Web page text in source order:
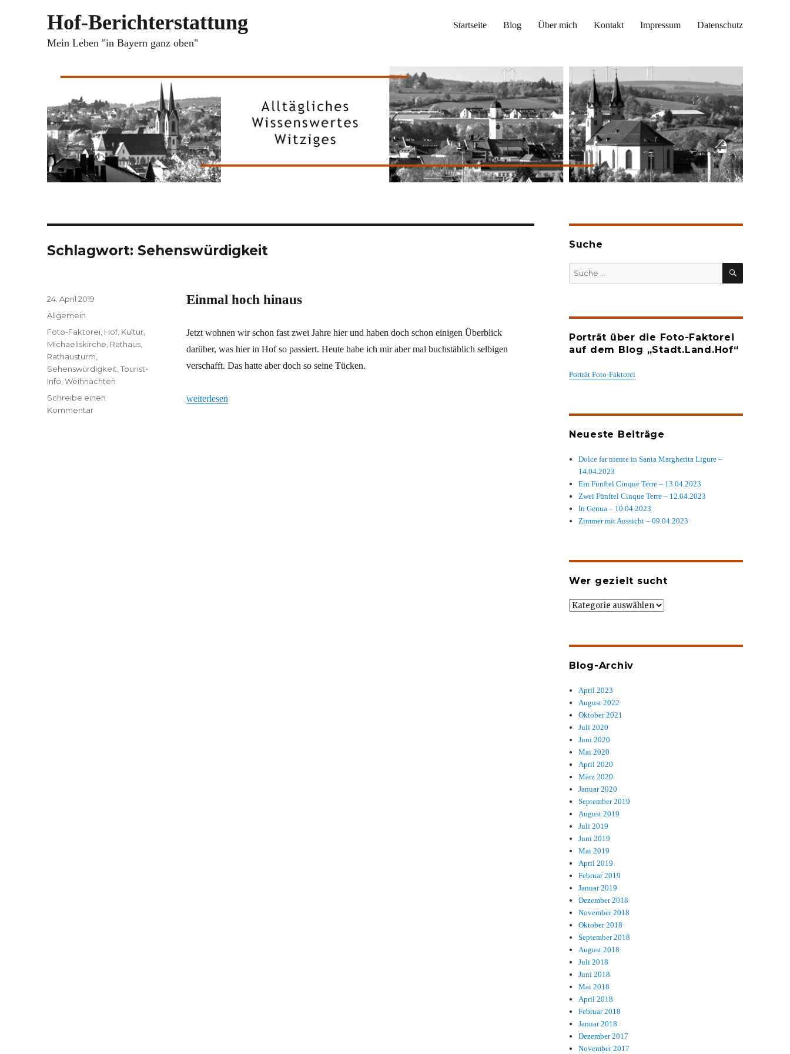
Hof-Berichterstattung
Mein Leben "in Bayern ganz oben"
Startseite Blog Über mich Kontakt Impressum Datenschutz
Schlagwort: Sehenswürdigkeit
Einmal hoch hinaus
Jetzt wohnen wir schon fast zwei Jahre hier und haben doch schon einigen Überblick
darüber, was hier in Hof so passiert. Heute habe ich mir aber mal buchstäblich selbigen
verschafft. Das hatte aber doch so seine Tücken.
„Einmal hoch hinaus“
weiterlesen
Veröffentlicht
am
24. April 2019
Kategorien
Allgemein
Schlagwörter
Foto-Faktorei Hof, Kultur
Michaeliskirche Rathaus
Rathausturm
Sehenswürdigkeit ,Tourist-
Info ,Weihnachten
Schreibe einen
Kommentarzu
Suche
SUCHEN
Porträt über die Foto-Faktorei
auf dem Blog „Stadt.Land.Hof“
Porträt Foto-Faktorei
Neueste Beiträge
Dolce far niente in Santa Margherita Ligure –
14.04.2023
Ein Fünftel Cinque Terre – 13.04.2023
Zwei Fünftel Cinque Terre – 12.04.2023
In Genua – 10.04.2023
Zimmer mit Aussicht – 09.04.2023
Wer gezielt sucht
Wer
Blog-Archiv
April 2023
August 2022
Oktober 2021
Juli 2020
Juni 2020
Mai 2020
April 2020
März 2020
Januar 2020
September 2019
August 2019
Juli 2019
Juni 2019
Mai 2019
April 2019
Februar 2019
Januar 2019
Dezember 2018
November 2018
Oktober 2018
September 2018
August 2018
Juli 2018
Juni 2018
Mai 2018
April 2018
Februar 2018
Januar 2018
Dezember 2017
November 2017